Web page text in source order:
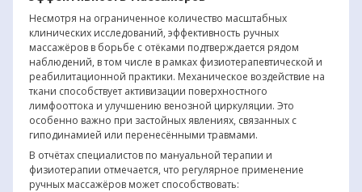
Несмотря на ограниченное количество масштабных
клинических исследований, эффективность ручных
массажёров в борьбе с отёками подтверждается рядом
наблюдений, в том числе в рамках физиотерапевтической и
реабилитационной практики. Механическое воздействие на
ткани способствует активизации поверхностного
лимфооттока и улучшению венозной циркуляции. Это
особенно важно при застойных явлениях, связанных с
гиподинамией или перенесёнными травмами.
В отчётах специалистов по мануальной терапии и
физиотерапии отмечается, что регулярное применение
ручных массажёров может способствовать: